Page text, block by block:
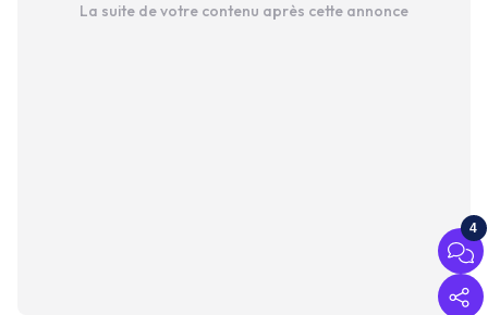
La suite de votre contenu après cette annonce
4